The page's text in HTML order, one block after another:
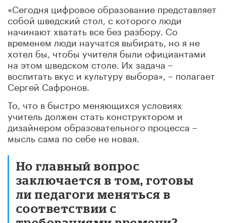
«Сегодня цифровое образование представляет
собой шведский стол, с которого люди
начинают хватать все без разбору. Со
временем люди научатся выбирать, но я не
хотел бы, чтобы учителя были официантами
на этом шведском столе. Их задача –
воспитать вкус и культуру выбора», – полагает
Сергей Сафронов.
То, что в быстро меняющихся условиях
учитель должен стать конструктором и
дизайнером образовательного процесса –
мысль сама по себе не новая.
Но главный вопрос
заключается в том, готовы
ли педагоги меняться в
соответствии с